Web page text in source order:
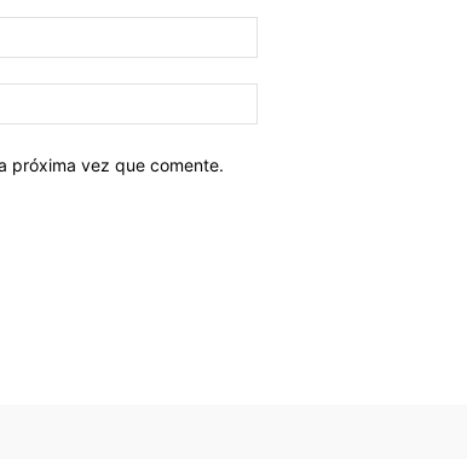
próxima vez que comente.